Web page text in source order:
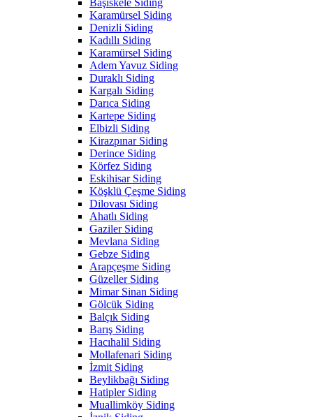
Başiskele Siding
Karamürsel Siding
Denizli Siding
Kadıllı Siding
Karamürsel Siding
Adem Yavuz Siding
Duraklı Siding
Kargalı Siding
Darıca Siding
Kartepe Siding
Elbizli Siding
Kirazpınar Siding
Derince Siding
Körfez Siding
Eskihisar Siding
Köşklü Çeşme Siding
Dilovası Siding
Ahatlı Siding
Gaziler Siding
Mevlana Siding
Gebze Siding
Arapçeşme Siding
Güzeller Siding
Mimar Sinan Siding
Gölcük Siding
Balçık Siding
Barış Siding
Hacıhalil Siding
Mollafenari Siding
İzmit Siding
Beylikbağı Siding
Hatipler Siding
Muallimköy Siding